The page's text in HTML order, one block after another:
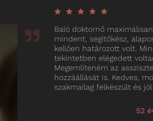
Baló doktornő
mindent, segítőkész,
kellően határozott volt.
tekintetben elégedett
Megemlíteném az
hozzáállását is. Kedves,
szakmailag felkészült és
52